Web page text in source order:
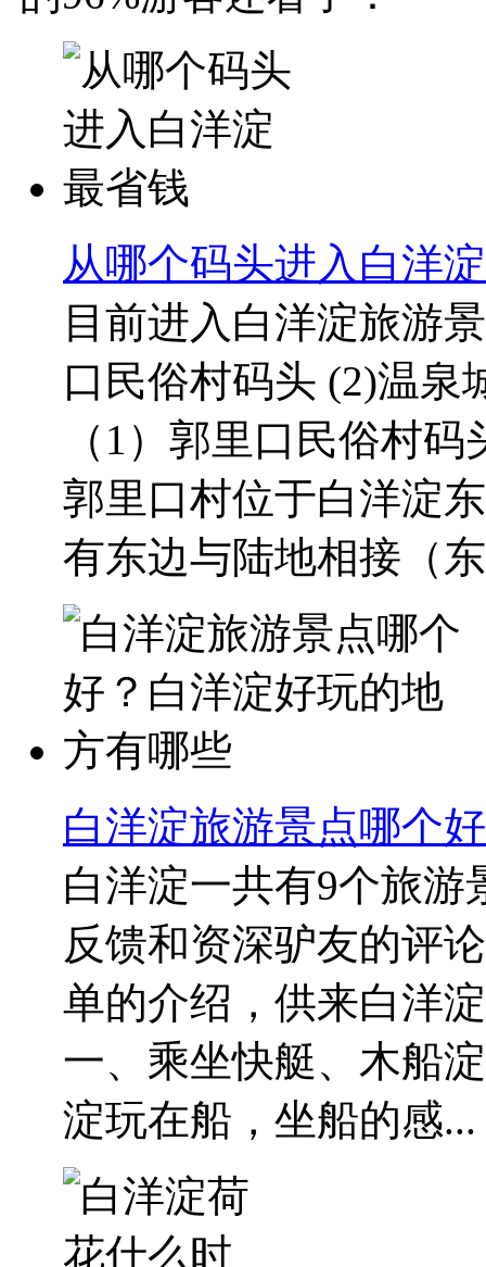
从哪个码头进入白洋
目前进入白洋淀旅游
口民俗村码头 (2)温泉
（1）郭里口民俗村
郭里口村位于白洋淀
有东边与陆地相接（
白洋淀旅游景点哪个
白洋淀一共有9个旅
反馈和资深驴友的评
单的介绍，供来白洋
一、乘坐快艇、木船
淀玩在船，坐船的感...